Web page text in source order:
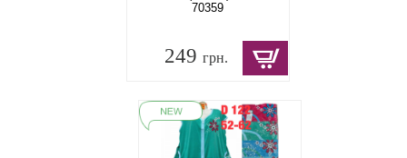
70359
249 грн.